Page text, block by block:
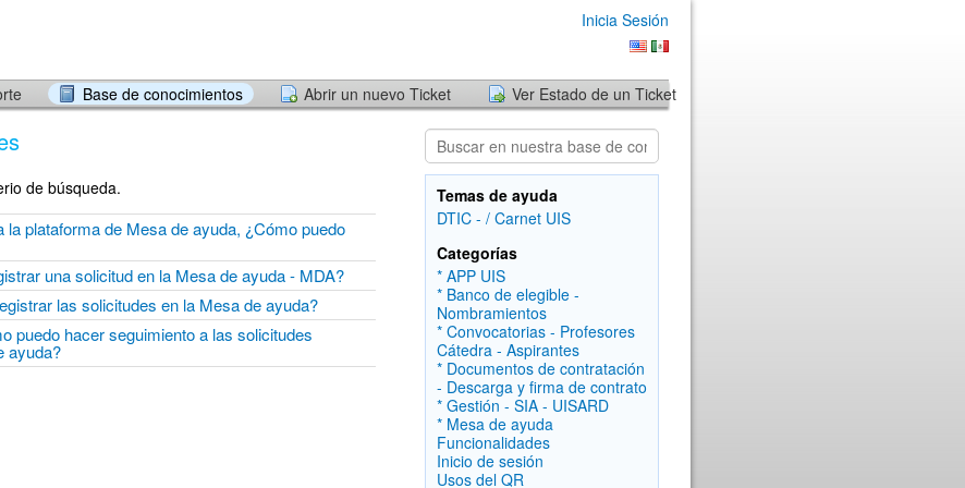
Inicia Sesión
Base de conocimientos Abrir un nuevo Ticket Ver Estado de un Ticket
de búsqueda.
la plataforma de Mesa de ayuda, ¿Cómo puedo
una solicitud en la Mesa de ayuda - MDA?
las solicitudes en la Mesa de ayuda?
puedo hacer seguimiento a las solicitudes
ayuda?
Temas de ayuda
DTIC - / Carnet UIS
Categorías
* APP UIS
* Banco de elegible -
Nombramientos
* Convocatorias - Profesores
Cátedra - Aspirantes
* Documentos de contratación
- Descarga y firma de contrato
* Gestión - SIA - UISARD
* Mesa de ayuda
Funcionalidades
Inicio de sesión
Usos del QR